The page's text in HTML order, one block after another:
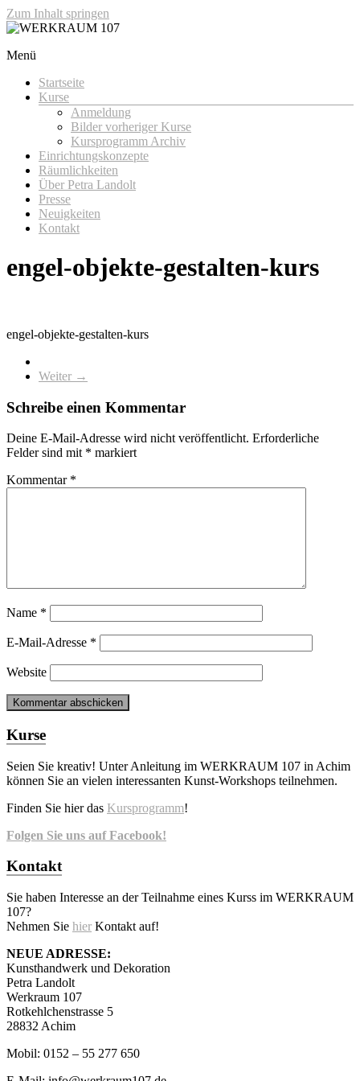
Zum Inhalt springen
Menü
Startseite
Kurse
Anmeldung
Bilder vorheriger Kurse
Kursprogramm Archiv
Einrichtungskonzepte
Räumlichkeiten
Über Petra Landolt
Presse
Neuigkeiten
Kontakt
engel-objekte-gestalten-kurs
engel-objekte-gestalten-kurs
Weiter →
Schreibe einen Kommentar
Deine E-Mail-Adresse wird nicht veröffentlicht. Erforderliche
Felder sind mit * markiert
Kommentar *
Name *
E-Mail-Adresse *
Website
Kurse
Seien Sie kreativ! Unter Anleitung im WERKRAUM 107 in Achim
können Sie an vielen interessanten Kunst-Workshops teilnehmen.
Finden Sie hier das Kursprogramm!
Folgen Sie uns auf Facebook!
Kontakt
Sie haben Interesse an der Teilnahme eines Kurss im WERKRAUM
107?
Nehmen Sie hier Kontakt auf!
NEUE ADRESSE:
Kunsthandwerk und Dekoration
Petra Landolt
Werkraum 107
Rotkehlchenstrasse 5
28832 Achim
Mobil: 0152 – 55 277 650